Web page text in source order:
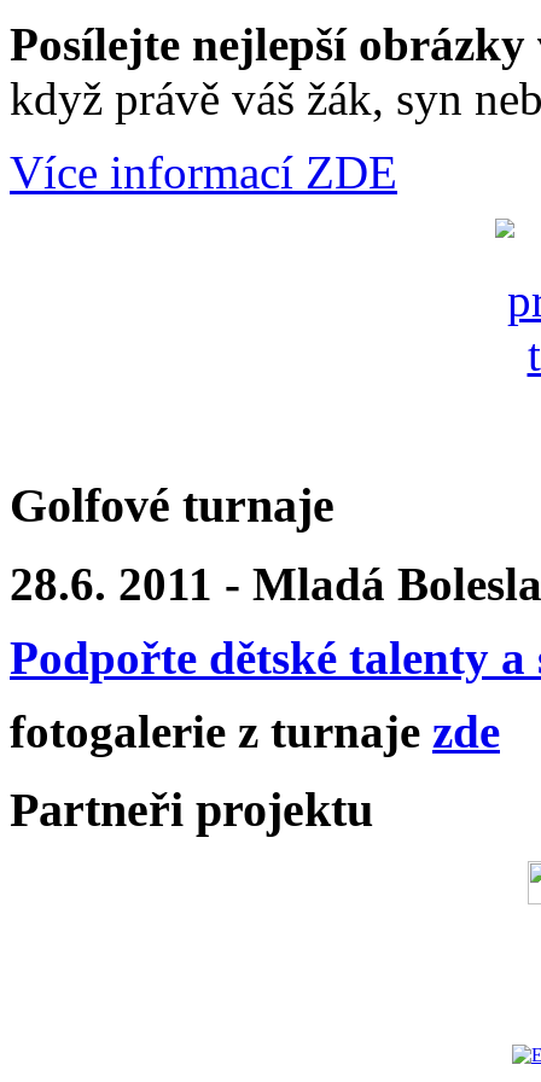
Posílejte nejlepší obrázky
když právě váš žák, syn
Více informací ZDE
Golfové turnaje
28.6. 2011 - Mladá
Podpořte dětské talenty
fotogalerie z turnaje zde
Partneři projektu